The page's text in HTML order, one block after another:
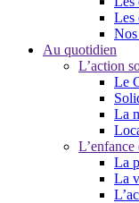
Les
Nos
Au quotidien
L’action
Le
La
L’enfance
La
La